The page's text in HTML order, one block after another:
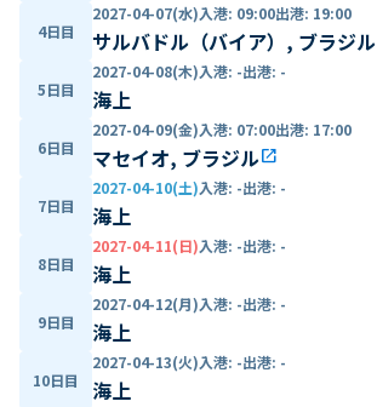
4日目
2027-04-07(水)入港: 09:00出港: 19:00
サルバドル（バイア）, ブラジル
5日目
2027-04-08(木)入港: -出港: -
海上
6日目
2027-04-09(金)入港: 07:00出港: 17:00
マセイオ, ブラジルopen_in_new
7日目
2027-04-10(土)入港: -出港: -
海上
8日目
2027-04-11(日)入港: -出港: -
海上
9日目
2027-04-12(月)入港: -出港: -
海上
10日目
2027-04-13(火)入港: -出港: -
海上